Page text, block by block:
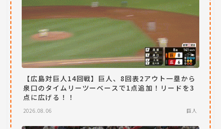
【広島対巨人14回戦】巨人、8回表2アウト一塁から
泉口のタイムリーツーベースで1点追加！リードを3
点に広げる！！
2026.08.06 巨人